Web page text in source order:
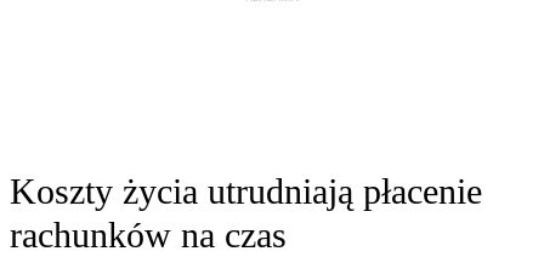
Koszty życia utrudniają płacenie
rachunków na czas